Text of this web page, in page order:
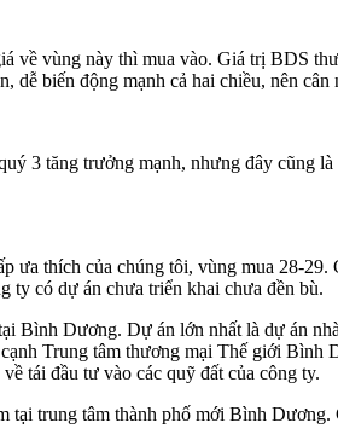
về vùng này thì mua vào. Giá trị BDS
dễ biến động mạnh cả hai chiều, nên
tăng trưởng mạnh, nhưng đây cũng
ưa thích của chúng tôi, vùng mua 28-
ty có dự án chưa triển khai chưa đền bù.
Bình Dương. Dự án lớn nhất là dự án
Trung tâm thương mại Thế giới
tái đầu tư vào các quỹ đất của công ty.
tại trung tâm thành phố mới Bình